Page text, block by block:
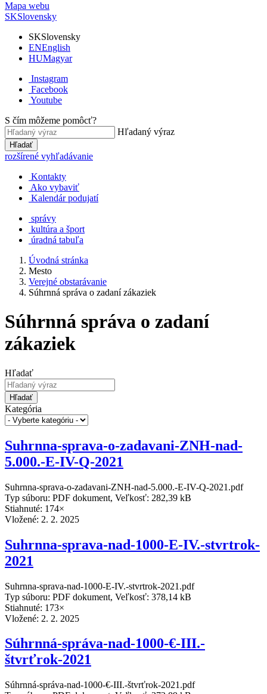
Mapa webu
SKSlovensky
SKSlovensky
ENEnglish
HUMagyar
Instagram
Facebook
Youtube
S čím môžeme pomôcť?
Hľadaný výraz
Hľadať
rozšírené vyhľadávanie
Kontakty
Ako vybaviť
Kalendár podujatí
správy
kultúra a šport
úradná tabuľa
Úvodná stránka
Mesto
Verejné obstarávanie
Súhrnná správa o zadaní zákaziek
Súhrnná správa o zadaní
zákaziek
Hľadať
Hľadať
Kategória
Suhrnna-sprava-o-zadavani-ZNH-nad-
5.000.-E-IV-Q-2021
Suhrnna-sprava-o-zadavani-ZNH-nad-5.000.-E-IV-Q-2021.pdf
Typ súboru: PDF dokument, Veľkosť: 282,39 kB
Stiahnuté: 174×
Vložené: 2. 2. 2025
Suhrnna-sprava-nad-1000-E-IV.-stvrtrok-
2021
Suhrnna-sprava-nad-1000-E-IV.-stvrtrok-2021.pdf
Typ súboru: PDF dokument, Veľkosť: 378,14 kB
Stiahnuté: 173×
Vložené: 2. 2. 2025
Súhrnná-správa-nad-1000-€-III.-
štvrťrok-2021
Súhrnná-správa-nad-1000-€-III.-štvrťrok-2021.pdf